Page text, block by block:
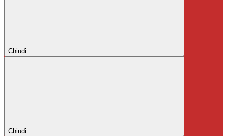
Chiudi
Chiudi